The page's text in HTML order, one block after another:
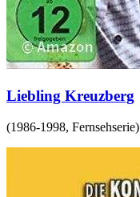
Liebling Kreuzberg
(1986-1998, Fernsehserie)